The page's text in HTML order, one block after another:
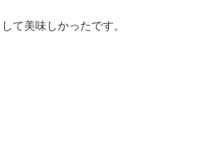
て美味しかったです。